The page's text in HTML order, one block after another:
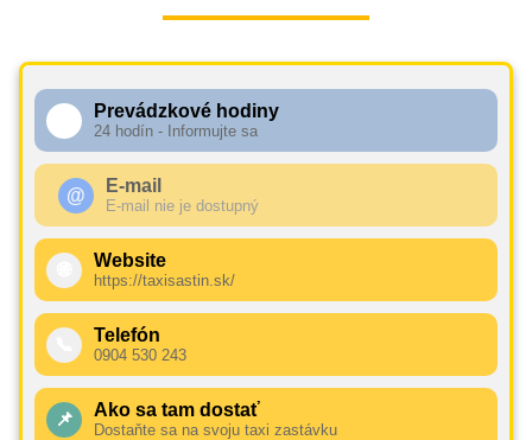
Prevádzkové hodiny
24 hodín - Informujte sa
@ E-mail
E-mail nie je dostupný
Website
https://taxisastin.sk/
Telefón
0904 530 243
📌 Ako sa tam dostať
Dostaňte sa na svoju taxi zastávku